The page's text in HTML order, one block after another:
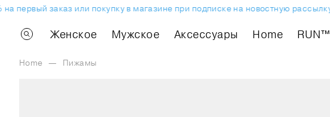
первый заказ или покупку в магазине при подписке на новостную рассылку.
Женское Мужское Аксессуары Home RUN™
Home — Пижамы